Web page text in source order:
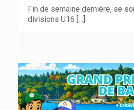
Fin de semaine dernière, se
divisions U16 […]